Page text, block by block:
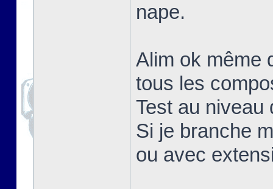
nape.
Alim ok même
tous les
Test au niveau
Si je branche
ou avec